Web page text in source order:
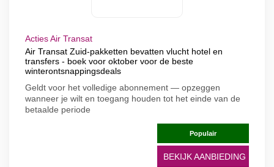
Acties Air Transat
Air Transat Zuid-pakketten bevatten vlucht hotel en
transfers - boek voor oktober voor de beste
winterontsnappingsdeals
Geldt voor het volledige abonnement — opzeggen
wanneer je wilt en toegang houden tot het einde van de
betaalde periode
Populair
BEKIJK AANBIEDING